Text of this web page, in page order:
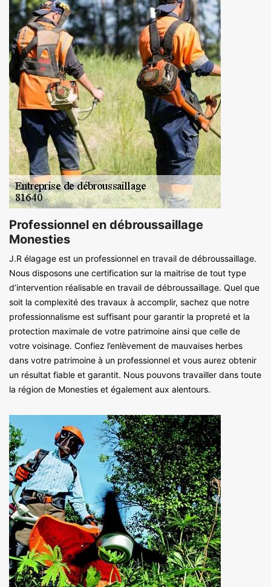
Professionnel en débroussaillage
Monesties
J.R élagage est un professionnel en travail de débroussaillage.
Nous disposons une certification sur la maitrise de tout type
d’intervention réalisable en travail de débroussaillage. Quel que
soit la complexité des travaux à accomplir, sachez que notre
professionnalisme est suffisant pour garantir la propreté et la
protection maximale de votre patrimoine ainsi que celle de
votre voisinage. Confiez l’enlèvement de mauvaises herbes
dans votre patrimoine à un professionnel et vous aurez obtenir
un résultat fiable et garantit. Nous pouvons travailler dans toute
la région de Monesties et également aux alentours.